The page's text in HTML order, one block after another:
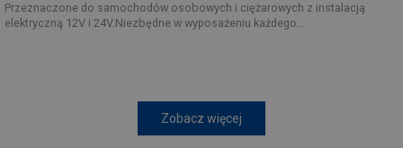
Przeznaczone do samochodów osobowych i ciężarowych z instalacją
elektryczną 12V i 24V.Niezbędne w wyposażeniu każdego...
Zobacz więcej